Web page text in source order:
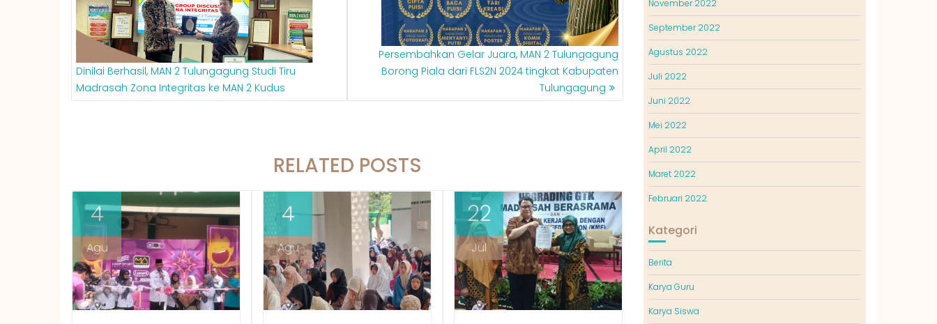
Dinilai Berhasil, MAN 2 Tulungagung Studi Tiru
Madrasah Zona Integritas ke MAN 2 Kudus
Persembahkan Gelar Juara, MAN 2 Tulungagung
Borong Piala dari FLS2N 2024 tingkat Kabupaten
Tulungagung
RELATED POSTS
4
Agu
4
Agu
22
Jul
November 2022
September 2022
Agustus 2022
Juli 2022
Juni 2022
Mei 2022
April 2022
Maret 2022
Februari 2022
Kategori
Berita
Karya Guru
Karya Siswa